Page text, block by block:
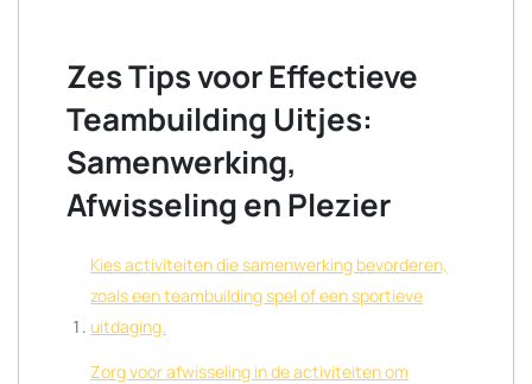
Zes Tips voor Effectieve
Teambuilding Uitjes:
Samenwerking,
Afwisseling en Plezier
Kies activiteiten die samenwerking bevorderen,
zoals een teambuilding spel of een sportieve
uitdaging.
Zorg voor afwisseling in de activiteiten om